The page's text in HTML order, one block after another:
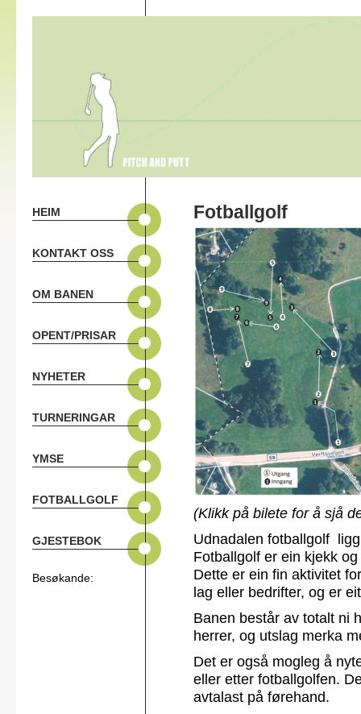
HEIM
KONTAKT OSS
OM BANEN
OPENT/PRISAR
NYHETER
TURNERINGAR
YMSE
FOTBALLGOLF
GJESTEBOK
Besøkande:
Fotballgolf
(Klikk på bilete for å sjå
Udnadalen fotballgolf
Fotballgolf er ein kjekk
Dette er ein fin aktivitet
lag eller bedrifter, og er
Banen består av totalt ni
herrer, og utslag merka
Det er også mogleg å
eller etter fotballgolfen.
avtalast på førehand.